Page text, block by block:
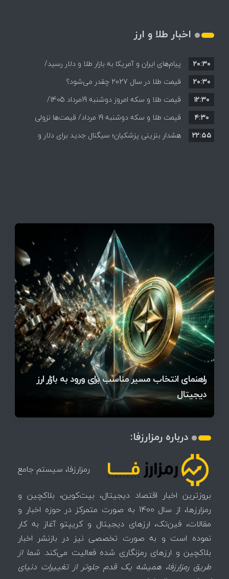
اخبار طلا و ارز
پیام‌های ایران و آمریکا به بازار طلا و دلار رسید/
دلار و طلا در انتظار توافق؟/ لغو سفر عراقچی به
پاکستان چه معنایی برای معامله‌گران دارد؟
۲۰:۳۰
قیمت طلا در سال 2027 چقدر می‌شود؟
۲۰:۳۰
قیمت طلا و سکه امروز دوشنبه 19مرداد 1405/
کاهش همه قیمت ها + جدول و جزئیات
۱۲:۳۰
قیمت طلا و سکه دوشنبه 19 مرداد/ قیمت‌ها نزولی
۴:۳۰
هشدار بنزینی پزشکیان؛ سیگنال جدید برای دلار و
۲۲:۵۵
راهنمای انتخاب مسیر مناسب برای ورود به بازار ارز
دیجیتال
چرا سرعت تراکنش‌ها در اقتصاد دیجیتال اهمیت دارد؟
آخرین وضعیت بازار رمزارزها در جهان / مهم‌ترین
تهدید بیت‌کوین مشخص شد
اتفاق تاریخی در بازار رمزارزها / بیت‌کوین سبز شد
قیمت تتر، بیت‌کوین و اتریوم امروز دوشنبه ۵ مرداد
۱۴۰۵ | بیت‌کوین این مرز را از دست بدهد، همه‌چیز
تغییر می‌کند
رقابت پنهان دولت‌ها بر سر بیت‌کوین/ ۱۰ کشور برتر
کدامند؟
اتفاق مهم در بازار رمزارزها / بیت‌کوین وارد فاز تازه شد
تازه‌ترین رسوایی ارز دیجیتال؛ شکایت میلیاردی روی
میز / ۶۲۲ بیت‌کوین کجا رفت؟
درباره رمزارزفا:
رمزارزفا، سیستم جامع
بروزترین اخبار اقتصاد دیجیتال، بیت‌کوین، بلاکچین و
رمزارزها، از سال 1400 به صورت متمرکز در حوزه اخبار و
مقالات، فین‌تک، ارزهای‌ دیجیتال و کریپتو آغاز به کار
نموده است و به صورت تخصصی نیز در بازنشر اخبار
بلاکچین و ارزهای رمزنگاری شده فعالیت می‌کند.شما از
طریق رمزارزفا، همیشه یک قدم جلوتر از تغییرات دنیای